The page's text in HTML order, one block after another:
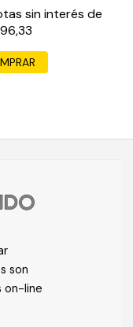
sin interés de
son
on-line